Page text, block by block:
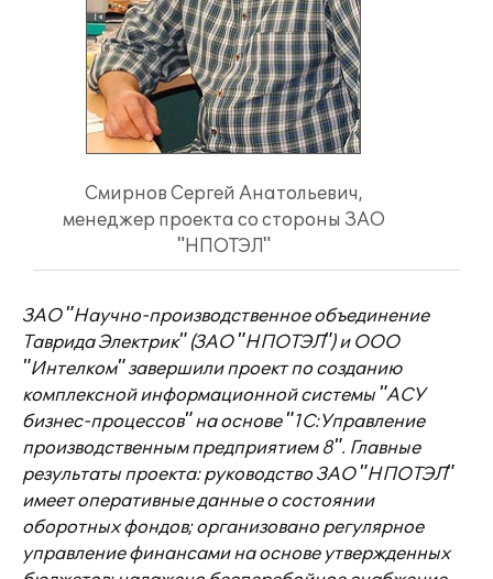
Смирнов Сергей Анатольевич,
менеджер проекта со стороны ЗАО
"НПОТЭЛ"
ЗАО "Научно-производственное объединение
Таврида Электрик" (ЗАО "НПОТЭЛ") и ООО
"Интелком" завершили проект по созданию
комплексной информационной системы "АСУ
бизнес-процессов" на основе "1С:Управление
производственным предприятием 8". Главные
результаты проекта: руководство ЗАО "НПОТЭЛ"
имеет оперативные данные о состоянии
оборотных фондов; организовано регулярное
управление финансами на основе утвержденных